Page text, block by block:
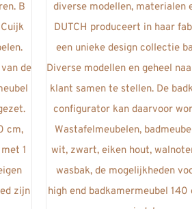
gekozen
worden
op
de